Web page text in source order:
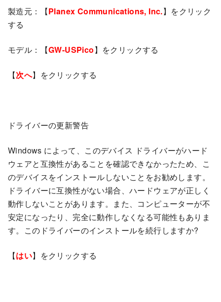
製造元：【Planex Communications, Inc.】をクリック
する
モデル：【GW-USPico】をクリックする
【次へ】をクリックする
ドライバーの更新警告
Windows によって、このデバイス ドライバーがハード
ウェアと互換性があることを確認できなかったため、こ
のデバイスをインストールしないことをお勧めします。
ドライバーに互換性がない場合、ハードウェアが正しく
動作しないことがあります。また、コンピューターが不
安定になったり、完全に動作しなくなる可能性もありま
す。このドライバーのインストールを続行しますか?
【はい】をクリックする